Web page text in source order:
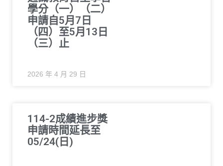
學分（一）（二）
申請自5月7日
（四）至5月13日
（三）止
2026 年 4 月 29 日
114-2成績進步獎
申請時間延長至
05/24(日)